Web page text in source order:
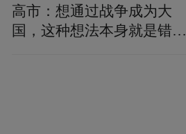
高市：想通过战争成为大
国，这种想法本身就是错误